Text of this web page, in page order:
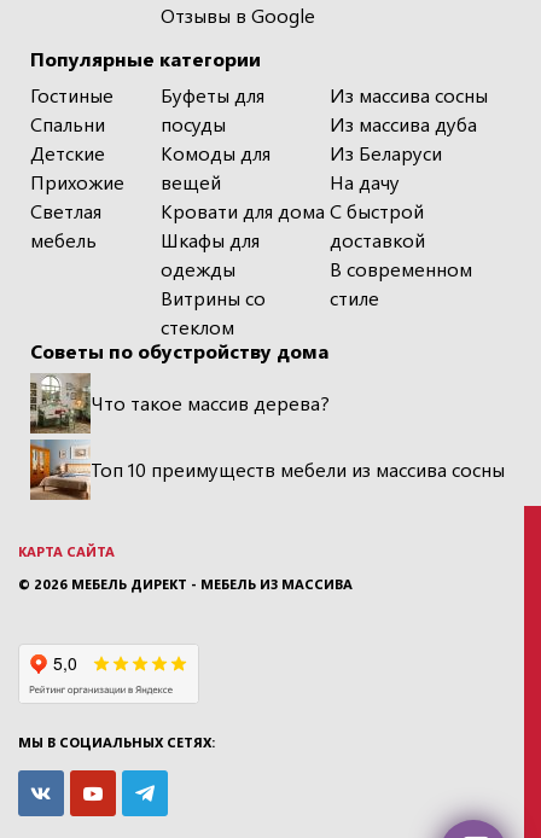
Популярные категории
Гостиные
Спальни
Детские
Прихожие
Светлая
мебель
Буфеты для
посуды
Комоды для
вещей
Кровати для дома
Шкафы для
одежды
Витрины со
стеклом
Из массива сосны
Из массива дуба
Из Беларуси
На дачу
С быстрой
доставкой
В современном
стиле
Отзывы в Google
Советы по обустройству дома
Что такое массив дерева?
Топ 10 преимуществ мебели из массива сосны
КАРТА САЙТА
© 2026 МЕБЕЛЬ ДИРЕКТ - МЕБЕЛЬ ИЗ МАССИВА
МЫ В СОЦИАЛЬНЫХ СЕТЯХ: